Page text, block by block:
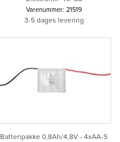
Varenummer: 21519
3-5 dages levering
Batteripakke 0,8Ah/4,8V - 4xAA-S